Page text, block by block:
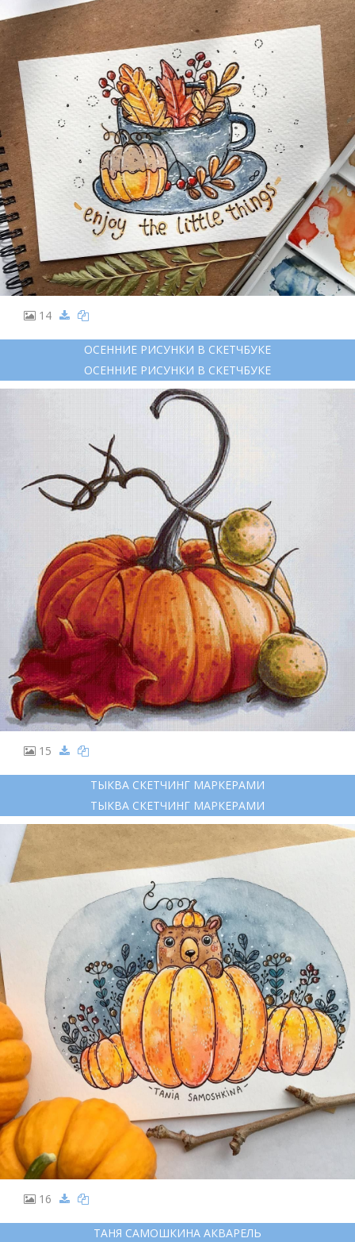
14
ОСЕННИЕ РИСУНКИ В СКЕТЧБУКЕ
ОСЕННИЕ РИСУНКИ В СКЕТЧБУКЕ
15
ТЫКВА СКЕТЧИНГ МАРКЕРАМИ
ТЫКВА СКЕТЧИНГ МАРКЕРАМИ
16
ТАНЯ САМОШКИНА АКВАРЕЛЬ